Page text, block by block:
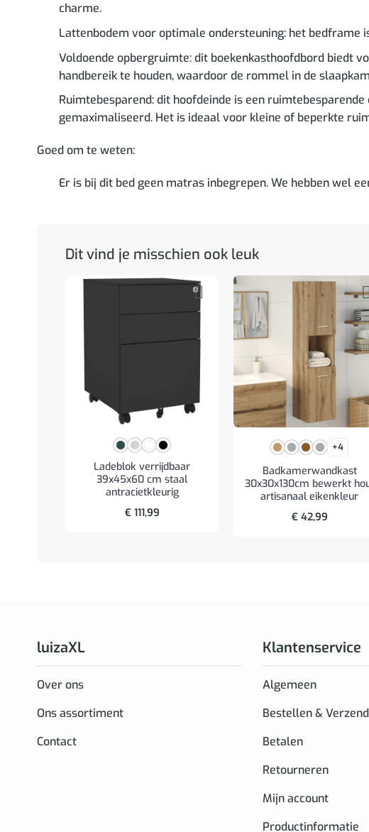
charme.
Lattenbodem voor optimale ondersteuning: het bedframe
Voldoende opbergruimte: dit boekenkasthoofdbord biedt
handbereik te houden, waardoor de rommel in de
Ruimtebesparend: dit hoofdeinde is een
gemaximaliseerd. Het is ideaal voor kleine of beperkte
Goed om te weten:
Er is bij dit bed geen matras inbegrepen. We hebben wel
Dit vind je misschien ook leuk
Ladeblok verrijdbaar
39x45x60 cm staal
antracietkleurig
€111,99
+4
Badkamerwandkast
30x30x130cm bewerkt
artisanaal eikenkleur
€42,99
luizaXL
Over ons
Ons assortiment
Contact
Klantenservice
Algemeen
Bestellen &
Betalen
Retourneren
Mijn account
Productinformatie